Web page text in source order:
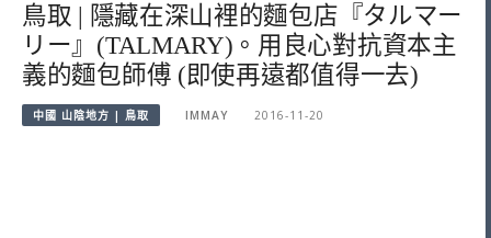
鳥取 | 隱藏在深山裡的麵包店『タルマー
リー』(TALMARY)。用良心對抗資本主
義的麵包師傅 (即使再遠都值得一去)
中國 山陰地方 | 鳥取 IMMAY 2016-11-20